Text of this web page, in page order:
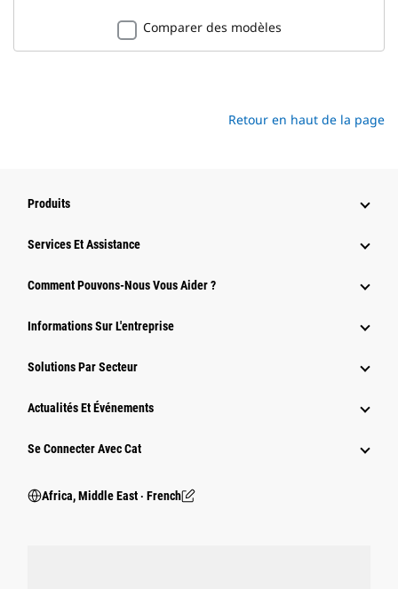
Comparer des modèles
Retour en haut de la page
Produits
Services Et Assistance
Comment Pouvons-Nous Vous Aider ?
Informations Sur L'entreprise
Solutions Par Secteur
Actualités Et Événements
Se Connecter Avec Cat
Africa, Middle East ‧ French